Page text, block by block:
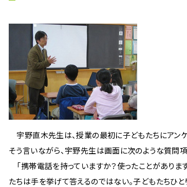
宇野直木先生は、授業の最初に子どもたちにアンケ
そう言いながら、宇野先生は画面に次のような質問
「携帯電話を持っていますか？使ったことがありま
たちは手を挙げて答えるのではない。子どもたちひ